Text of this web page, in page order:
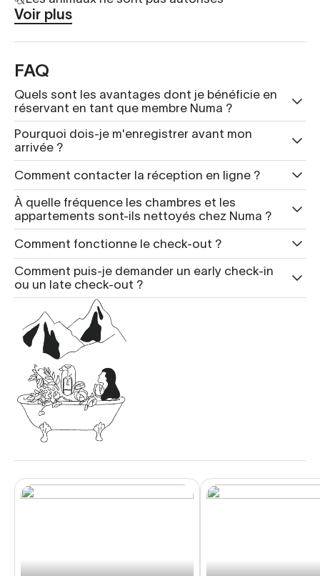
Voir plus
FAQ
Quels sont les avantages dont je bénéficie en
réservant en tant que membre Numa ?
Pourquoi dois-je m'enregistrer avant mon
arrivée ?
Comment contacter la réception en ligne ?
À quelle fréquence les chambres et les
appartements sont-ils nettoyés chez Numa ?
Comment fonctionne le check-out ?
Comment puis-je demander un early check-in
ou un late check-out ?